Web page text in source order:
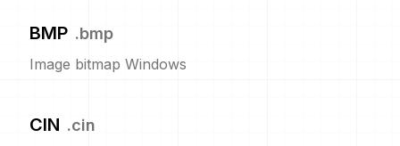
BMP .bmp
Image bitmap Windows
CIN .cin